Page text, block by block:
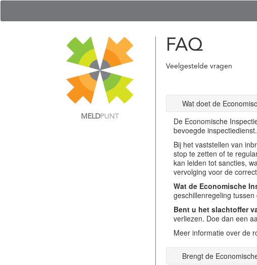
MELDPUNT
FAQ
Veelgestelde vragen
Wat doet de
De Economische
bevoegde inspectiedienst.
Bij het vaststellen van
stop te zetten of te
kan leiden tot sancties,
vervolging voor de
Wat de Economische
geschillenregeling
Bent u het slachtoffer
verliezen. Doe dan een
Meer informatie over de
Brengt de